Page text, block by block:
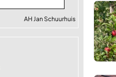
AH Jan Schuurhuis